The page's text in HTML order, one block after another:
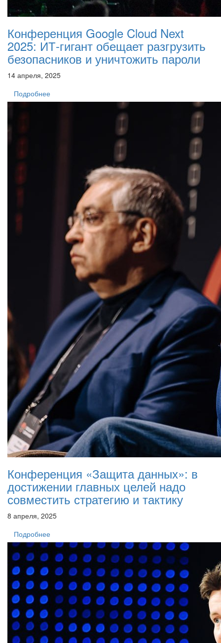
Конференция Google Cloud Next
2025: ИТ-гигант обещает разгрузить
безопасников и уничтожить пароли
14 апреля, 2025
Подробнее
Конференция «Защита данных»: в
достижении главных целей надо
совместить стратегию и тактику
8 апреля, 2025
Подробнее